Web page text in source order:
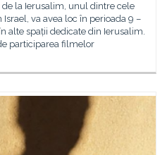
la Ierusalim, unul dintre cele
va avea loc în perioada 9 –
alte spații dedicate din Ierusalim.
participarea filmelor